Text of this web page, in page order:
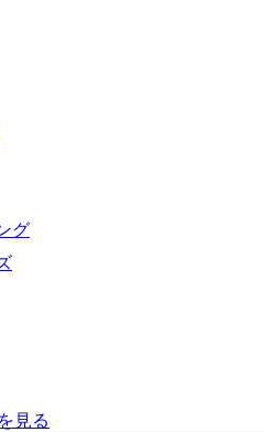
グ
見る